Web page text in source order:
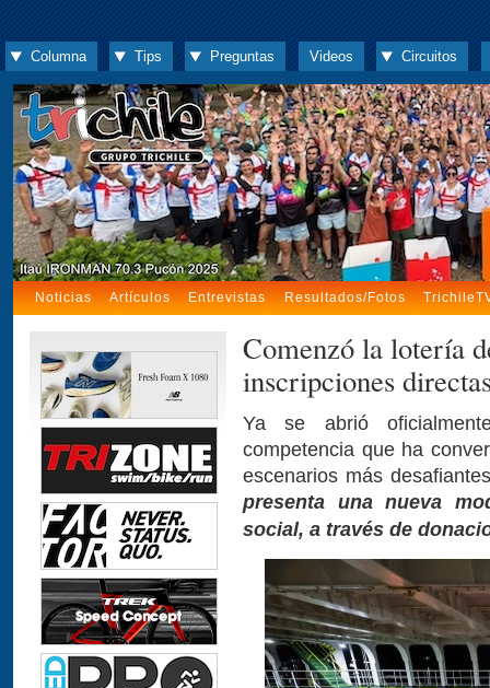
Columna Tips Preguntas Videos Circuitos
Noticias Artículos Entrevistas Resultados/Fotos
Comenzó la lotería
inscripciones
Ya se abrió
competencia que ha
escenarios más
presenta una nueva
social, a través de